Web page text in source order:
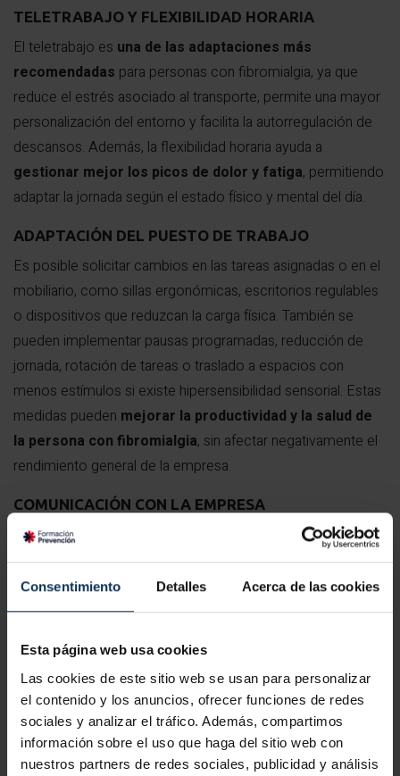
Consentimiento Detalles Acerca de las cookies
Esta página web usa cookies
Las cookies de este sitio web se usan para personalizar
el contenido y los anuncios, ofrecer funciones de redes
sociales y analizar el tráfico. Además, compartimos
información sobre el uso que haga del sitio web con
nuestros partners de redes sociales, publicidad y análisis
TELETRABAJO Y FLEXIBILIDAD HORARIA
El teletrabajo es una de las adaptaciones más
recomendadas para personas con fibromialgia, ya que
reduce el estrés asociado al transporte, permite una mayor
personalización del entorno y facilita la autorregulación de
descansos. Además, la flexibilidad horaria ayuda a
gestionar mejor los picos de dolor y fatiga, permitiendo
adaptar la jornada según el estado físico y mental del día.
ADAPTACIÓN DEL PUESTO DE TRABAJO
Es posible solicitar cambios en las tareas asignadas o en el
mobiliario, como sillas ergonómicas, escritorios regulables
o dispositivos que reduzcan la carga física. También se
pueden implementar pausas programadas, reducción de
jornada, rotación de tareas o traslado a espacios con
menos estímulos si existe hipersensibilidad sensorial. Estas
medidas pueden mejorar la productividad y la salud de
la persona con fibromialgia, sin afectar negativamente el
rendimiento general de la empresa.
COMUNICACIÓN CON LA EMPRESA
Una comunicación abierta y empática con la empresa es
clave. Informar al departamento de recursos humanos y al
servicio de prevención de riesgos laborales facilita la
implementación de medidas adecuadas. Explicar con
entorno laboral más comprensivo
el derecho a trabajar en condiciones dignas y adaptadas.
Fibromialgia e incapacidad
laboral